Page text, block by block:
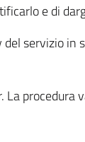
e di
servizio in
procedura